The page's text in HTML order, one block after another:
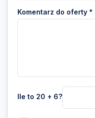
Komentarz do oferty *
Ile to 20 + 6?